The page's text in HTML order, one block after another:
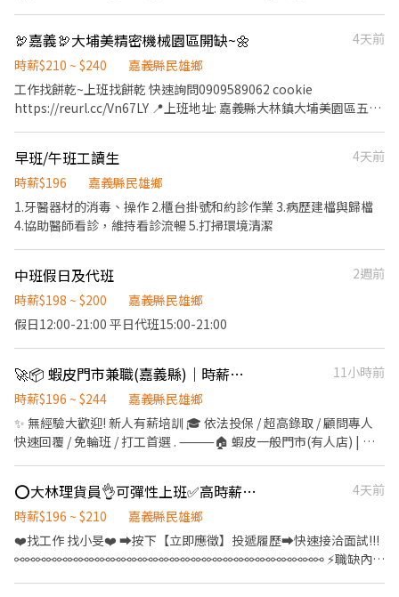
適取貨環境 4️⃣ 必須有駕照及機車，支援10公里內門市跑點 5️⃣ 配合
主管指派工作內容並機動性協助 - 🧡早班時薪 $204 (基本時薪 $196
+ 智取店津貼 $8) - 🔔 主管排班❗️一週 2～5天班 🔔 無法固定休六日，
輪流畫休假 - 🎁福利待遇：滿半年 享端午&中秋獎金資格 ✅一定會
有「勞保」 ✅健保可保可不保 ✅只有隔月15號薪轉、無領現/預支 -
小時) (可彈性調整上班時間，最晚至8:30-13:30) . 📩 合法派遣公司
｜無需任何費用｜快速安排 🌙 https://lin.ee/lJ1Nz7C ✅ 加入後請
🦃嘉義🦃大埔美精密機械園區開缺~🌼
4天前
時薪$210 ~ $240
嘉義縣民雄鄉
工作找餅乾~上班找餅乾 快速詢問0909589062 cookie
https://reurl.cc/Vn67LY 📍上班地址: 嘉義縣大林鎮大埔美園區五路
部: 進料檢驗量測 品質異常處理及判定。 ✅熱處理部: 裝爐、拆爐 治
具保養維護 噴砂、防鏽 粉塵清理 🕰️上班的時間/休息時間 週一~週
五(六須加班)需輪班 早班 07 :30 - 16 :00 (休息時間: 11 :30 - 12 :00 )
夜班 22 :00 - 06 :30 (休息時間: 02：00 - 02：30) (需在日班受訓 二
‼️注意事項‼️ 🍱一餐30 🅿️提供汽機車免費停車 🥾自備安全鞋(黑色為
主) 📲 報名方式： 幫我填寫廠商制式履歷:https://reurl.cc/3yDblR
帳號 https://reurl.cc/Vn67LY 留下全名+電話+職缺截圖+留言找餅
乾~ 餅乾馬上回覆泥
早班/午班工讀生
4天前
時薪$196
嘉義縣民雄鄉
1.牙醫器材的消毒、操作 2.櫃台掛號和約診作業 3.病歷建檔與歸檔
4.協助醫師看診，維持看診流暢 5.打掃環境清潔
中班假日及代班
2週前
時薪$198 ~ $200
嘉義縣民雄鄉
假日12:00-21:00 平日代班15:00-21:00
🚀📦 蝦皮門市兼職(嘉義縣)｜時薪最高$244/無經驗可/高錄取
11小時前
時薪$196 ~ $244
嘉義縣民雄鄉
✨ 無經驗大歡迎! 新人有薪培訓 🎓 依法投保 / 超高錄取 / 顧問專人
快速回覆 / 免輪班 / 打工首選 . ⸻🏠 蝦皮一般門市(有人店) | 免
顧客接待、親切收銀結帳等服務 🧹 維持門市作業區環境與清潔維護
🤝 協助門市營運維護與彈性調店支援 🕒工作時間: ▸ 早班 11:00-
17:30 ▸ 晚班 16:15-22:45 📌 排班說明: 平日一週給班 3-5 天, 假日配
合主管排班 💰薪資: ▸ 早、晚班 $196 . ⸻ 🛵 蝦皮智取店 | 自主度
高・享津貼加給(需自備機車+駕照) ✅工作內容: 📦 包裹收寄、搬
⭕大林理貨員👌可彈性上班✅高時薪196-210元📢可隔日領⭕多時段選擇(J-蝦)
4天前
時薪$196 ~ $210
嘉義縣民雄鄉
❤️‍找工作 找小旻❤️‍ ➡按下【立即應徵】投遞履歷➡快速接洽面試!!!
⚯⚯⚯⚯⚯⚯⚯⚯⚯⚯⚯⚯⚯⚯⚯⚯⚯⚯⚯⚯⚯⚯⚯⚯⚯⚯⚯⚯⚯ ⚡職缺內容